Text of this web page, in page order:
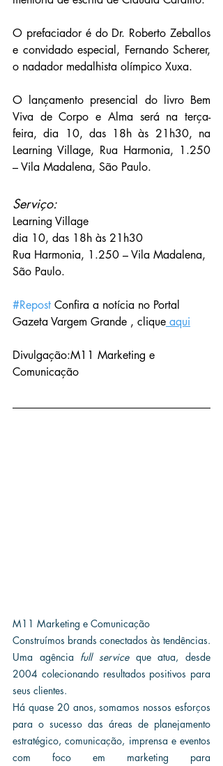
O prefaciador é do Dr. Roberto Zeballos
e convidado especial, Fernando Scherer,
o nadador medalhista olímpico Xuxa.
O lançamento presencial do livro Bem
Viva de Corpo e Alma será na terça-
feira, dia 10, das 18h às 21h30, na
Learning Village, Rua Harmonia, 1.250
– Vila Madalena, São Paulo.
Serviço:
Learning Village
dia 10, das 18h às 21h30
Rua Harmonia, 1.250 – Vila Madalena,
São Paulo.
#Repost Confira a notícia no Portal
Gazeta Vargem Grande , clique aqui
Divulgação:M11 Marketing e
Comunicação
M11 Marketing e Comunicação
Construímos brands conectados às tendências.
Uma agência full service que atua, desde
2004 colecionando resultados positivos para
seus clientes.
Há quase 20 anos, somamos nossos esforços
para o sucesso das áreas de planejamento
estratégico, comunicação, imprensa e eventos
com foco em marketing para